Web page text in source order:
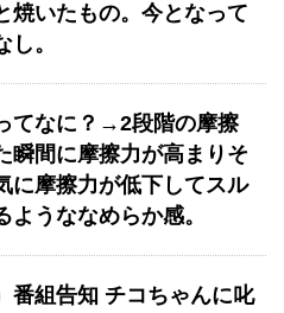
焼いたもの。今となって
し。
てなに？→2段階の摩擦
瞬間に摩擦力が高まりそ
に摩擦力が低下してスル
ようななめらか感。
番組告知 チコちゃんに叱